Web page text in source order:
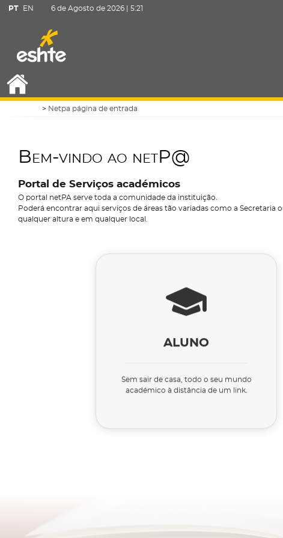
PT EN 6 de Agosto de 2026 | 5:21
Netpa página de entrada
Bem-vindo ao netP@
Portal de Serviços académicos
O portal netPA serve toda a comunidade da instituição.
Poderá encontrar aqui serviços de áreas tão variadas como a
qualquer altura e em qualquer local.
ALUNO
Sem sair de casa, todo o seu mundo
académico à distância de um link.